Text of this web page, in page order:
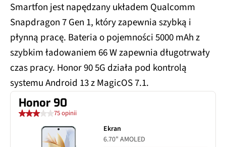
Smartfon jest napędzany układem Qualcomm
Snapdragon 7 Gen 1, który zapewnia szybką i
płynną pracę. Bateria o pojemności 5000 mAh z
szybkim ładowaniem 66 W zapewnia długotrwały
czas pracy. Honor 90 5G działa pod kontrolą
systemu Android 13 z MagicOS 7.1.
Honor 90
75 opinii
Ekran
6.70" AMOLED